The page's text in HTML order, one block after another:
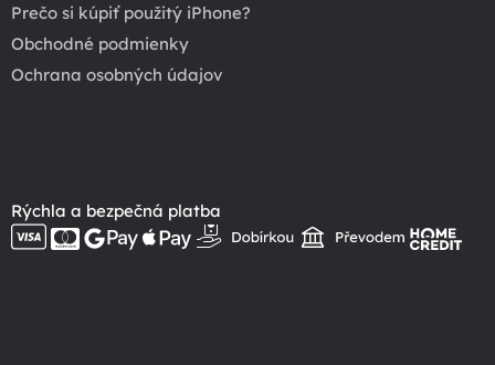
Prečo si kúpiť použitý iPhone?
Obchodné podmienky
Ochrana osobných údajov
Rýchla a bezpečná platba